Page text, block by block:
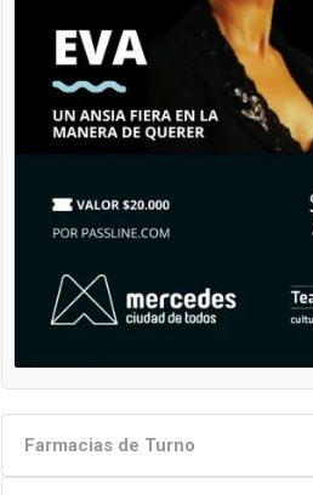
Farmacias de Turno